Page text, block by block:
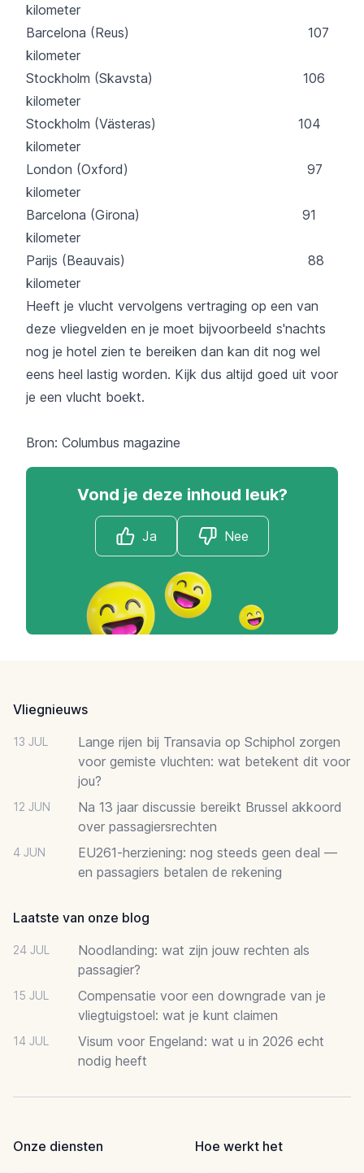
kilometer
Barcelona (Reus) 107
kilometer
Stockholm (Skavsta) 106
kilometer
Stockholm (Västeras) 104
kilometer
London (Oxford) 97
kilometer
Barcelona (Girona) 91
kilometer
Parijs (Beauvais) 88
kilometer
Heeft je vlucht vervolgens vertraging op een van
deze vliegvelden en je moet bijvoorbeeld s'nachts
nog je hotel zien te bereiken dan kan dit nog wel
eens heel lastig worden. Kijk dus altijd goed uit voor
je een vlucht boekt.
Bron: Columbus magazine
Vond je deze inhoud leuk?
Ja Nee
Vliegnieuws
13 JUL
Lange rijen bij Transavia op Schiphol zorgen
voor gemiste vluchten: wat betekent dit voor
jou?
12 JUN
Na 13 jaar discussie bereikt Brussel akkoord
over passagiersrechten
4 JUN
EU261-herziening: nog steeds geen deal —
en passagiers betalen de rekening
Laatste van onze blog
24 JUL
Noodlanding: wat zijn jouw rechten als
passagier?
15 JUL
Compensatie voor een downgrade van je
vliegtuigstoel: wat je kunt claimen
14 JUL
Visum voor Engeland: wat u in 2026 echt
nodig heeft
Onze diensten
Hoe werkt het